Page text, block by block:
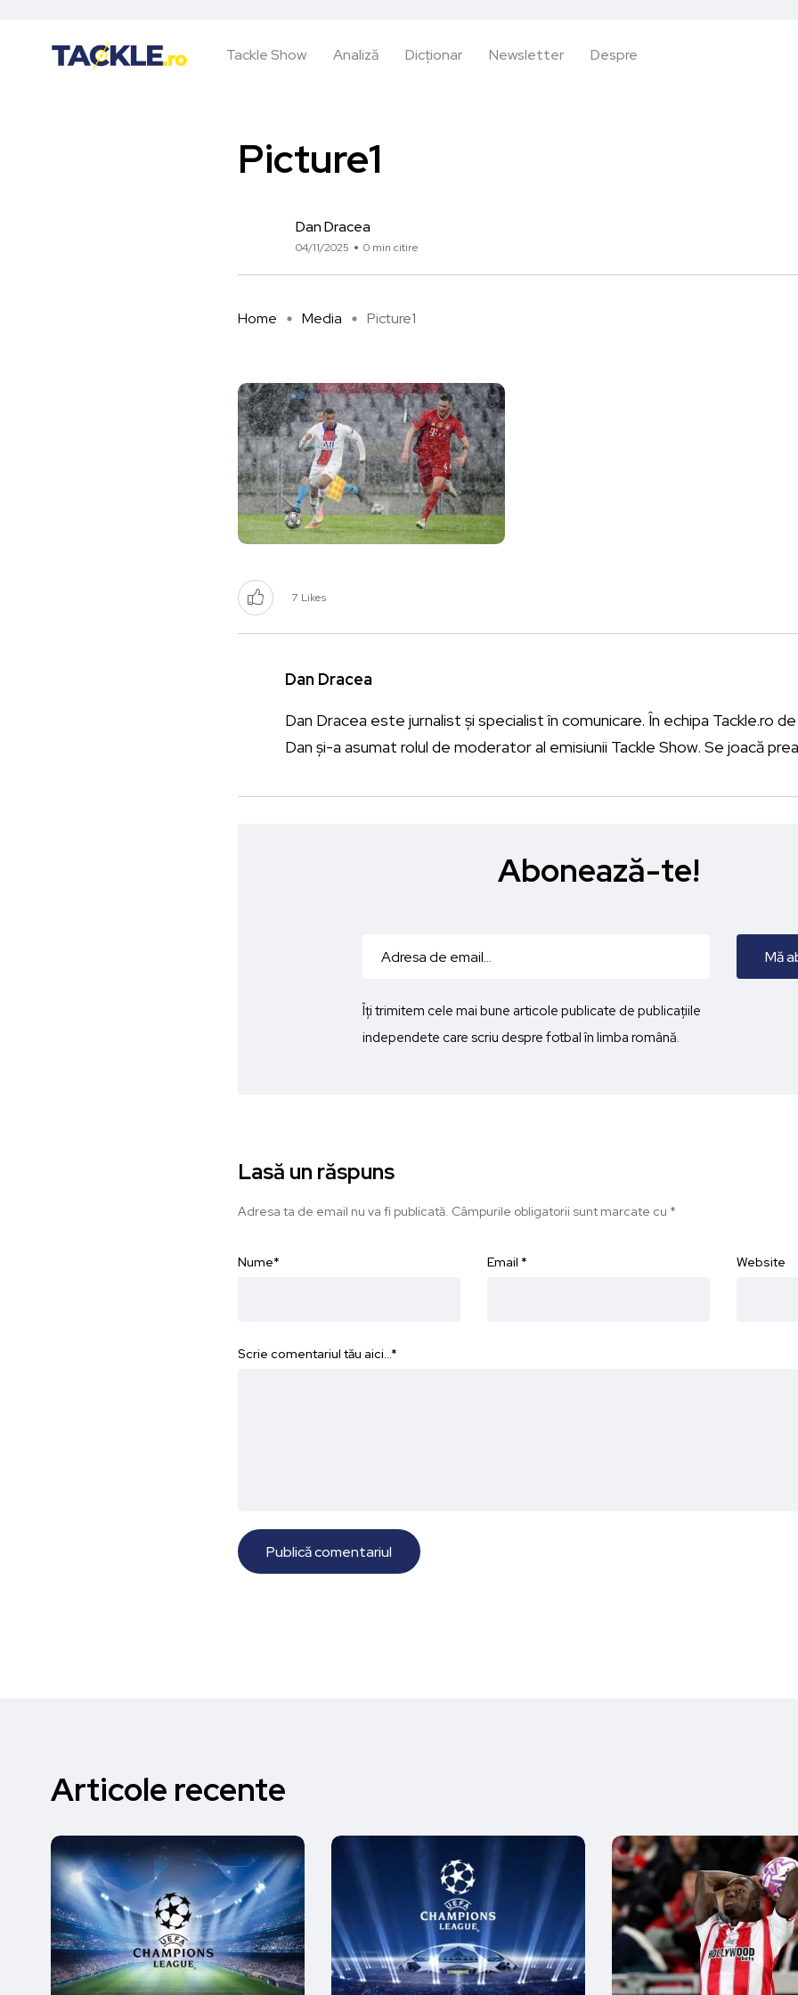
Tackle Show Analiză Dicționar Newsletter Despre
Picture1
Dan Dracea
04/11/2025 0 min citire
Home Media Picture1
7 Likes
Dan Dracea
Dan Dracea este jurnalist și specialist în comunicare. În echipa Tackle.ro de
Dan și-a asumat rolul de moderator al emisiunii Tackle Show. Se joacă
Abonează-te!
Îți trimitem cele mai bune articole publicate de publicațiile
independete care scriu despre fotbal în limba română.
Lasă un răspuns
Adresa ta de email nu va fi publicată. Câmpurile obligatorii sunt marcate cu *
Nume* Email * Website
Scrie comentariul tău aici...*
Articole recente